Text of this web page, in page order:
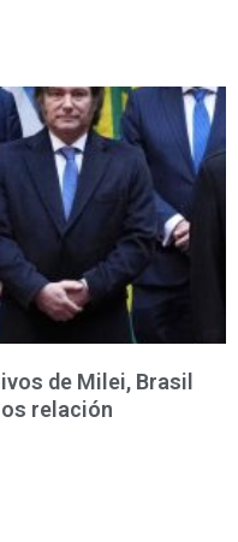
de Milei, Brasil
relación